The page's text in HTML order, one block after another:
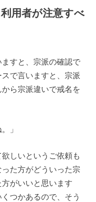
用者が注意すべ
ますと、宗派の確認で
で言いますと、宗派
ら宗派違いで戒名を
」
しいというご依頼も
た方がどういった宗
がいいと思います
つかあるので、そう